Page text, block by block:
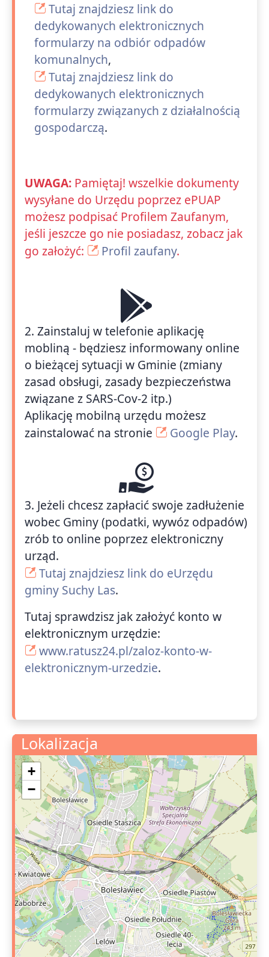
Tutaj znajdziesz link do
dedykowanych elektronicznych
formularzy na odbiór odpadów
komunalnych,
Tutaj znajdziesz link do
dedykowanych elektronicznych
formularzy związanych z działalnością
gospodarczą.
UWAGA: Pamiętaj! wszelkie dokumenty
wysyłane do Urzędu poprzez ePUAP
możesz podpisać Profilem Zaufanym,
jeśli jeszcze go nie posiadasz, zobacz jak
go założyć:
Profil zaufany.
2. Zainstaluj w telefonie aplikację
mobliną - będziesz informowany online
o bieżącej sytuacji w Gminie (zmiany
zasad obsługi, zasady bezpieczeństwa
związane z SARS-Cov-2 itp.)
Aplikację mobilną urzędu możesz
zainstalować na stronie
Google Play.
3. Jeżeli chcesz zapłacić swoje zadłużenie
wobec Gminy (podatki, wywóz odpadów)
zrób to online poprzez elektroniczny
urząd.
Tutaj znajdziesz link do eUrzędu
gminy Suchy Las.
Tutaj sprawdzisz jak założyć konto w
elektronicznym urzędzie:
www.ratusz24.pl/zaloz-konto-w-
elektronicznym-urzedzie.
Lokalizacja
+
−